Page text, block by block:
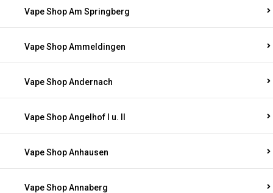
Vape Shop Am Springberg
Vape Shop Ammeldingen
Vape Shop Andernach
Vape Shop Angelhof I u. II
Vape Shop Anhausen
Vape Shop Annaberg